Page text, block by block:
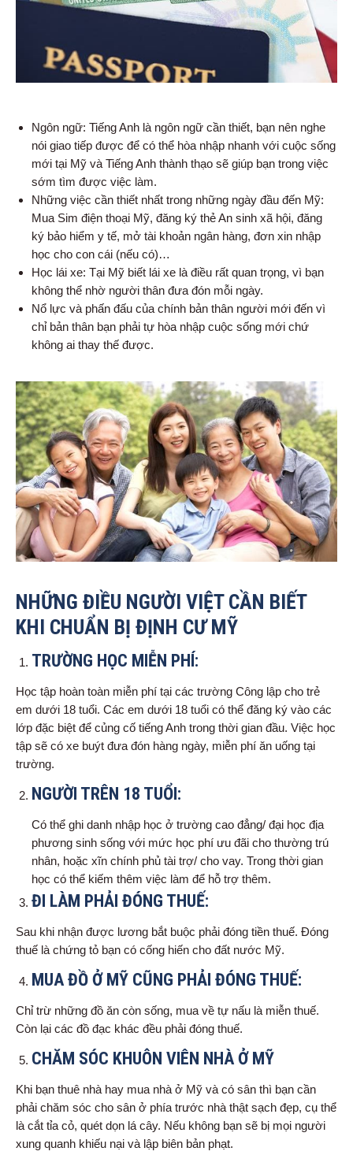
Ngôn ngữ: Tiếng Anh là ngôn ngữ cần thiết, bạn nên nghe
nói giao tiếp được để có thể hòa nhập nhanh với cuộc sống
mới tại Mỹ và Tiếng Anh thành thạo sẽ giúp bạn trong việc
sớm tìm được việc làm.
Những việc cần thiết nhất trong những ngày đầu đến Mỹ:
Mua Sim điện thoại Mỹ, đăng ký thẻ An sinh xã hội, đăng
ký bảo hiểm y tế, mở tài khoản ngân hàng, đơn xin nhập
học cho con cái (nếu có)…
Học lái xe: Tại Mỹ biết lái xe là điều rất quan trọng, vì bạn
không thể nhờ người thân đưa đón mỗi ngày.
Nổ lực và phấn đấu của chính bản thân người mới đến vì
chỉ bản thân bạn phải tự hòa nhập cuộc sống mới chứ
không ai thay thế được.
NHỮNG ĐIỀU NGƯỜI VIỆT CẦN BIẾT
KHI CHUẨN BỊ ĐỊNH CƯ MỸ
TRƯỜNG HỌC MIỄN PHÍ:
Học tập hoàn toàn miễn phí tại các trường Công lập cho trẻ
em dưới 18 tuổi. Các em dưới 18 tuổi có thể đăng ký vào các
lớp đặc biệt để củng cố tiếng Anh trong thời gian đầu. Việc học
tập sẽ có xe buýt đưa đón hàng ngày, miễn phí ăn uống tại
trường.
NGƯỜI TRÊN 18 TUỔI:
Có thể ghi danh nhập học ở trường cao đẳng/ đại học địa
phương sinh sống với mức học phí ưu đãi cho thường trú
nhân, hoặc xĩn chính phủ tài trợ/ cho vay. Trong thời gian
học có thể kiếm thêm việc làm để hỗ trợ thêm.
ĐI LÀM PHẢI ĐÓNG THUẾ:
Sau khi nhận được lương bắt buộc phải đóng tiền thuế. Đóng
thuế là chứng tỏ bạn có cống hiến cho đất nước Mỹ.
MUA ĐỒ Ở MỸ CŨNG PHẢI ĐÓNG THUẾ:
Chỉ trừ những đồ ăn còn sống, mua về tự nấu là miễn thuế.
Còn lại các đồ đạc khác đều phải đóng thuế.
CHĂM SÓC KHUÔN VIÊN NHÀ Ở MỸ
Khi bạn thuê nhà hay mua nhà ở Mỹ và có sân thì bạn cần
phải chăm sóc cho sân ở phía trước nhà thật sạch đẹp, cụ thể
là cắt tỉa cỏ, quét dọn lá cây. Nếu không bạn sẽ bị mọi người
xung quanh khiếu nại và lập biên bản phạt.